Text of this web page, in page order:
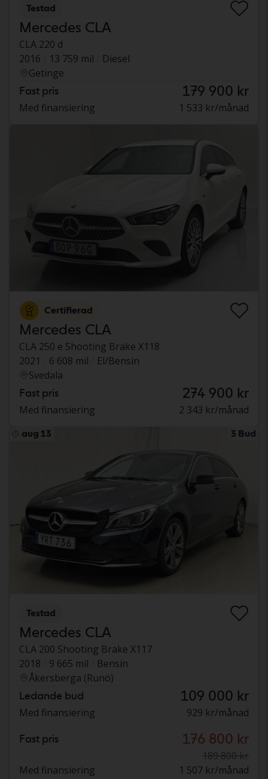
Testad
Mercedes CLA
CLA 220 d
2016
13 759 mil
Diesel
Getinge
Fast pris 179 900 kr
Med finansiering 1 533 kr/månad
Certifierad
Mercedes CLA
CLA 250 e Shooting Brake X118
2021
6 608 mil
El/Bensin
Svedala
Fast pris 274 900 kr
Med finansiering 2 343 kr/månad
aug 13 3 Bud
Testad
Mercedes CLA
CLA 200 Shooting Brake X117
2018
9 665 mil
Bensin
Åkersberga (Runö)
Ledande bud 109 000 kr
Med finansiering 929 kr/månad
Fast pris 176 800 kr
189 800 kr
Med finansiering
1 507 kr/månad